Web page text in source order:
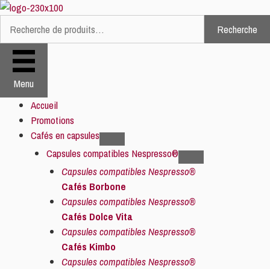
Aller
contenu
Recherche
pour :
Recherche
Menu
Accueil
Promotions
Cafés en capsules
Capsules compatibles Nespresso®
Capsules compatibles Nespresso®
Cafés Borbone
Capsules compatibles Nespresso®
Cafés Dolce Vita
Capsules compatibles Nespresso®
Cafés Kimbo
Capsules compatibles Nespresso®